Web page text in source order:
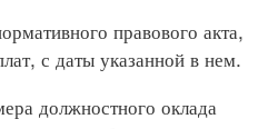
правового акта,
с даты указанной в нем.
должностного оклада